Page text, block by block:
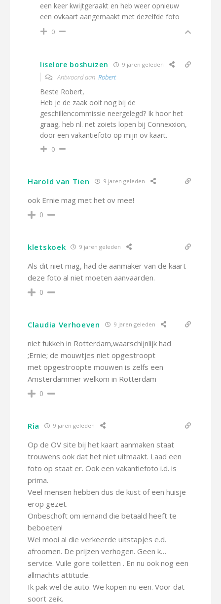
een keer kwijtgeraakt en heb weer opnieuw
een ovkaart aangemaakt met dezelfde foto
0
liselore boshuizen 9 jaren geleden
Antwoord aan Robert
Beste Robert,
Heb je de zaak ooit nog bij de
geschillencommissie neergelegd? Ik hoor het
graag, heb nl. net zoiets lopen bij Connexxion,
door een vakantiefoto op mijn ov kaart.
0
Harold van Tien 9 jaren geleden
ook Ernie mag met het ov mee!
0
kletskoek 9 jaren geleden
Als dit niet mag, had de aanmaker van de kaart
deze foto al niet moeten aanvaarden.
0
Claudia Verhoeven 9 jaren geleden
niet fukkeh in Rotterdam,waarschijnlijk had
;Ernie; de mouwtjes niet opgestroopt
met opgestroopte mouwen is zelfs een
Amsterdammer welkom in Rotterdam
0
Ria 9 jaren geleden
Op de OV site bij het kaart aanmaken staat
trouwens ook dat het niet uitmaakt. Laad een
foto op staat er. Ook een vakantiefoto i.d. is
prima.
Veel mensen hebben dus de kust of een huisje
erop gezet.
Onbeschoft om iemand die betaald heeft te
beboeten!
Wel mooi al die verkeerde uitstapjes e.d.
afroomen. De prijzen verhogen. Geen k…
service. Vuile gore toiletten . En nu ook nog een
allmachts attitude.
Ik pak wel de auto. We kopen nu een. Voor dat
soort zeik.